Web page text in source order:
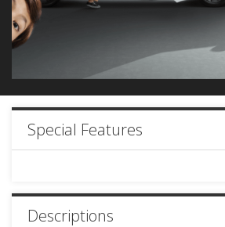
Special Features
Descriptions